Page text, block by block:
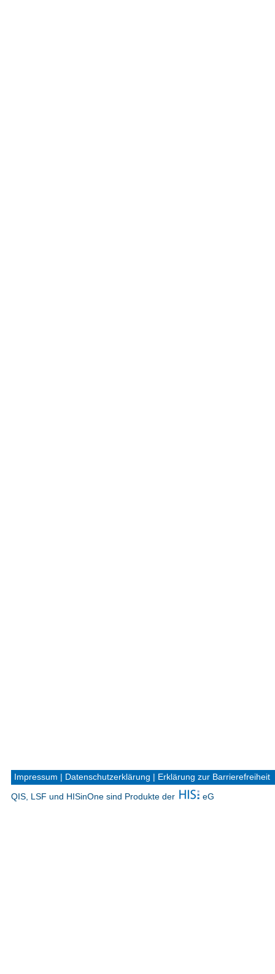
Impressum Datenschutzerklärung Erklärung zur Barrierefreiheit
QIS, LSF und HISinOne sind Produkte der eG